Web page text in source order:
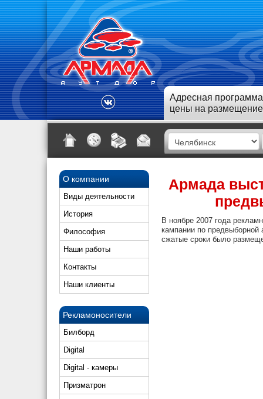
Адресная
цены на размещение
О компании
Виды деятельности
История
Философия
Наши работы
Контакты
Наши клиенты
Рекламоносители
Билборд
Digital
Digital - камеры
Призматрон
Армада
В ноябре 2007 года
кампании по предвыборной
сжатые сроки было